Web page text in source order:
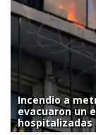
Incendio a
evacuaron un
hospitalizadas